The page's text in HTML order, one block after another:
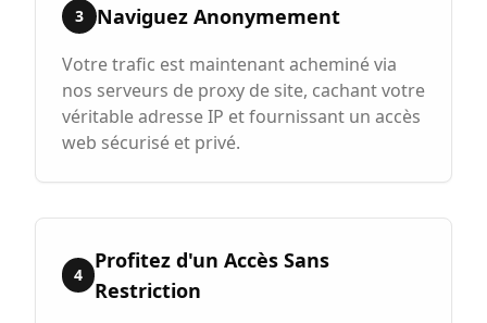
3 Naviguez Anonymement
Votre trafic est maintenant acheminé via
nos serveurs de proxy de site, cachant votre
véritable adresse IP et fournissant un accès
web sécurisé et privé.
4
Profitez d'un Accès Sans
Restriction